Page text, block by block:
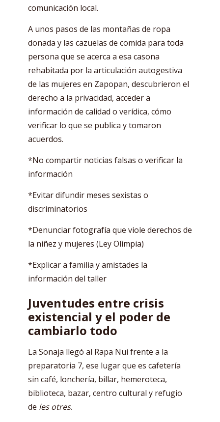
comunicación local.
A unos pasos de las montañas de ropa
donada y las cazuelas de comida para toda
persona que se acerca a esa casona
rehabitada por la articulación autogestiva
de las mujeres en Zapopan, descubrieron el
derecho a la privacidad, acceder a
información de calidad o verídica, cómo
verificar lo que se publica y tomaron
acuerdos.
*No compartir noticias falsas o verificar la
información
*Evitar difundir meses sexistas o
discriminatorios
*Denunciar fotografía que viole derechos de
la niñez y mujeres (Ley Olimpia)
*Explicar a familia y amistades la
información del taller
Juventudes entre crisis
existencial y el poder de
cambiarlo todo
La Sonaja llegó al Rapa Nui frente a la
preparatoria 7, ese lugar que es cafetería
sin café, lonchería, billar, hemeroteca,
biblioteca, bazar, centro cultural y refugio
de les otres.